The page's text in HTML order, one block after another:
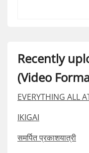
Recently
(Video
EVERYTHING ALL
IKIGAI
समर्पित प्रकाशयात्री